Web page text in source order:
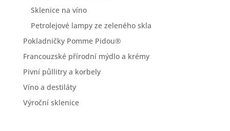
Sklenice na víno
Petrolejové lampy ze zeleného skla
Pokladničky Pomme Pidou®
Francouzské přírodní mýdlo a krémy
Pivní půllitry a korbely
Víno a destiláty
Výroční sklenice